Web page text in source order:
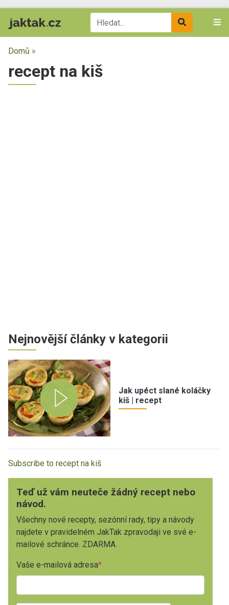
Domů »
recept na kiš
Nejnovější články v kategorii
Jak upéct slané koláčky
kiš | recept
Subscribe to recept na kiš
Teď už vám neuteče žádný recept nebo
návod.
Všechny nové recepty, sezónní rady, tipy a návody
najdete v pravidelném JakTak zpravodaji ve své e-
mailové schránce. ZDARMA.
Vaše e-mailová adresa